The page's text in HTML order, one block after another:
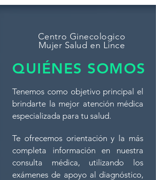
Centro Ginecologico
Mujer Salud en Lince
QUIÉNES SOMOS
Tenemos como objetivo principal el
brindarte la mejor atención médica
especializada para tu salud.
Te ofrecemos orientación y la más
completa información en nuestra
consulta médica, utilizando los
exámenes de apoyo al diagnóstico,